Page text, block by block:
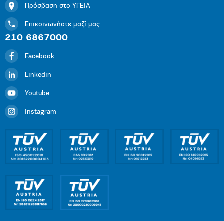
Πρόσβαση στο ΥΓΕΙΑ
Επικοινωνήστε μαζί μας
210 6867000
Facebook
Linkedin
Youtube
Instagram